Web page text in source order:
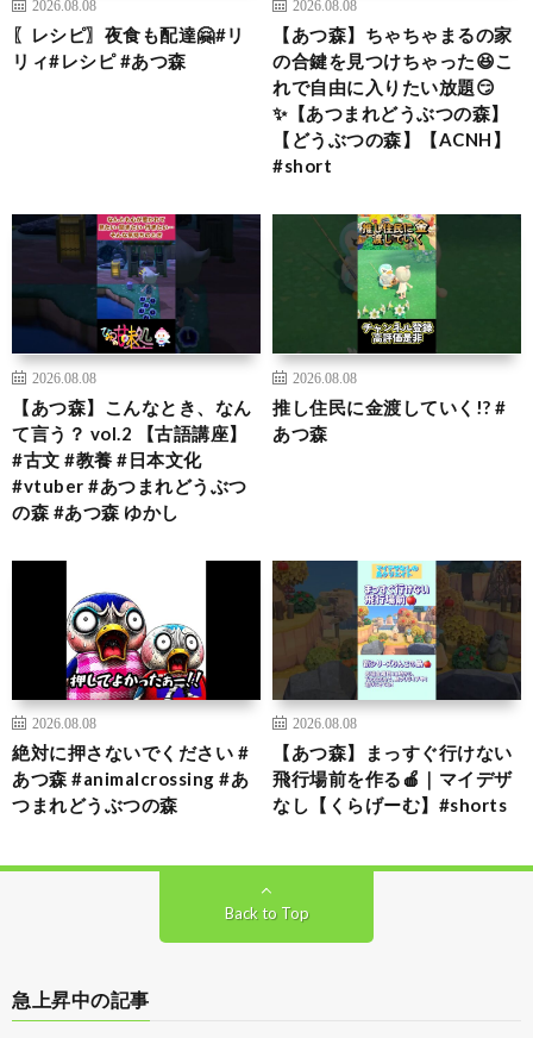
2026.08.08
〖レシピ〗夜食も配達🤗#リ
リィ#レシピ #あつ森
2026.08.08
【あつ森】ちゃちゃまるの家
の合鍵を見つけちゃった😆こ
れで自由に入りたい放題😏
✨【あつまれどうぶつの森】
【どうぶつの森】【ACNH】
#short
2026.08.08
【あつ森】こんなとき、なん
て言う？ vol.2 【古語講座】
#古文 #教養 #日本文化
#vtuber #あつまれどうぶつ
の森 #あつ森 ゆかし
2026.08.08
推し住民に金渡していく!? #
あつ森
2026.08.08
絶対に押さないでください #
あつ森 #animalcrossing #あ
つまれどうぶつの森
2026.08.08
【あつ森】まっすぐ行けない
飛行場前を作る🍎｜マイデザ
なし【くらげーむ】#shorts
Back to Top
急上昇中の記事